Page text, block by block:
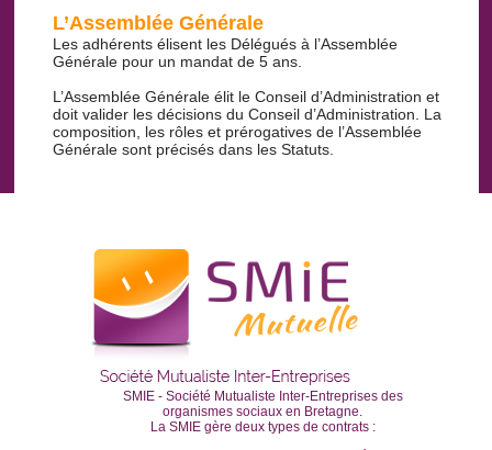
L’Assemblée Générale
Les adhérents élisent les Délégués à l’Assemblée
Générale pour un mandat de 5 ans.
L’Assemblée Générale élit le Conseil d’Administration et
doit valider les décisions du Conseil d’Administration. La
composition, les rôles et prérogatives de l’Assemblée
Générale sont précisés dans les Statuts.
SMIE - Société Mutualiste Inter-Entreprises des
organismes sociaux en Bretagne.
La SMIE gère deux types de contrats :